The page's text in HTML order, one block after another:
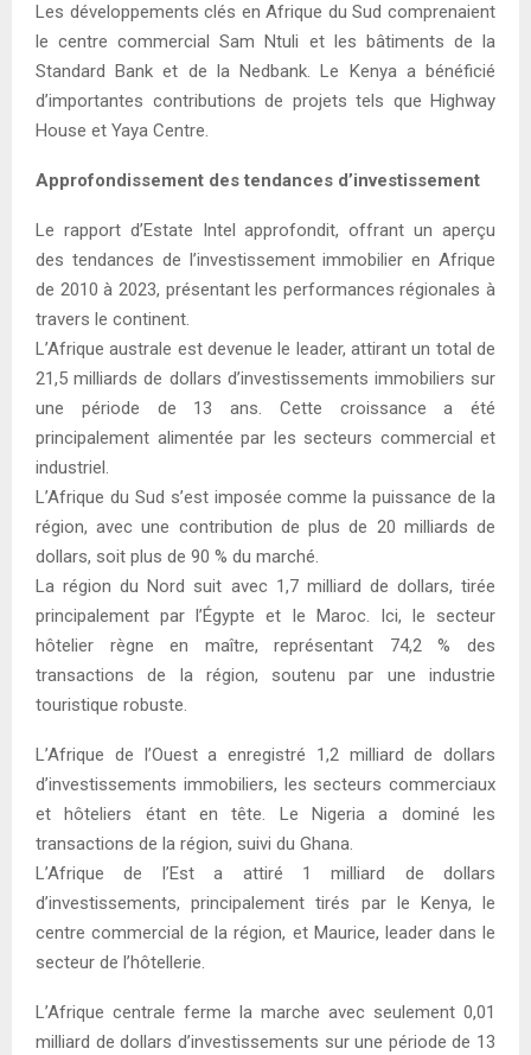
Les développements clés en Afrique du Sud comprenaient
le centre commercial Sam Ntuli et les bâtiments de la
Standard Bank et de la Nedbank. Le Kenya a bénéficié
d’importantes contributions de projets tels que Highway
House et Yaya Centre.
Approfondissement des tendances d’investissement
Le rapport d’Estate Intel approfondit, offrant un aperçu
des tendances de l’investissement immobilier en Afrique
de 2010 à 2023, présentant les performances régionales à
travers le continent.
L’Afrique australe est devenue le leader, attirant un total de
21,5 milliards de dollars d’investissements immobiliers sur
une période de 13 ans. Cette croissance a été
principalement alimentée par les secteurs commercial et
industriel.
L’Afrique du Sud s’est imposée comme la puissance de la
région, avec une contribution de plus de 20 milliards de
dollars, soit plus de 90 % du marché.
La région du Nord suit avec 1,7 milliard de dollars, tirée
principalement par l’Égypte et le Maroc. Ici, le secteur
hôtelier règne en maître, représentant 74,2 % des
transactions de la région, soutenu par une industrie
touristique robuste.
L’Afrique de l’Ouest a enregistré 1,2 milliard de dollars
d’investissements immobiliers, les secteurs commerciaux
et hôteliers étant en tête. Le Nigeria a dominé les
transactions de la région, suivi du Ghana.
L’Afrique de l’Est a attiré 1 milliard de dollars
d’investissements, principalement tirés par le Kenya, le
centre commercial de la région, et Maurice, leader dans le
secteur de l’hôtellerie.
L’Afrique centrale ferme la marche avec seulement 0,01
milliard de dollars d’investissements sur une période de 13